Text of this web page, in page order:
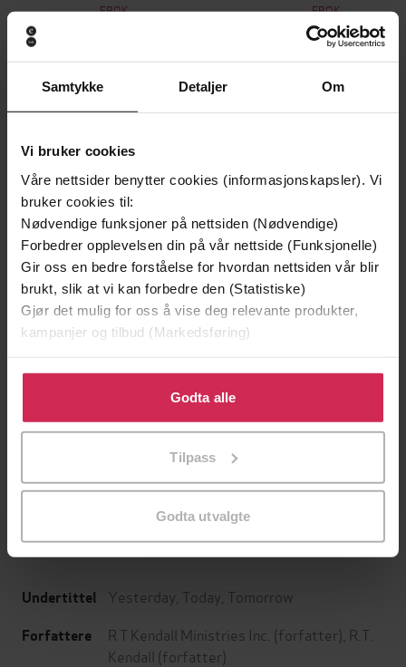
Samtykke Detaljer Om
Vi bruker cookies
Våre nettsider benytter cookies (informasjonskapsler). Vi
bruker cookies til:
Nødvendige funksjoner på nettsiden (Nødvendige)
Forbedrer opplevelsen din på vår nettside (Funksjonelle)
Gir oss en bedre forståelse for hvordan nettsiden vår blir
brukt, slik at vi kan forbedre den (Statistiske)
Gjør det mulig for oss å vise deg relevante produkter,
kampanjer og tilbud (Markedsføring)
Klikk på «Godta alle» for å gi oss ditt samtykke til å
bruke cookies for alle disse formålene. Du kan også
tilpasse ditt samtykke til spesifikke formål ved å klikke
Godta alle
Tilpass
Godta utvalgte
EBOK EBOK
Andre har også kjøpt
Premium
Vinner av Rivertonprisen
199,-
Første gang på tilbud
349,-
Undertittel Yesterday, Today, Tomorrow
Forfattere R T Kendall Ministries Inc. (forfatter), R.T.
Kendall (forfatter)